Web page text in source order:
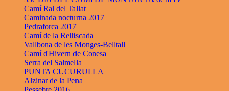
Camí Ral del Tallat
Caminada nocturna 2017
Pedraforca 2017
Camí de la Relliscada
Vallbona de les Monges-Belltall
Camí d'Hivern de Conesa
Serra del Salmella
PUNTA CUCURULLA
Alzinar de la Pena